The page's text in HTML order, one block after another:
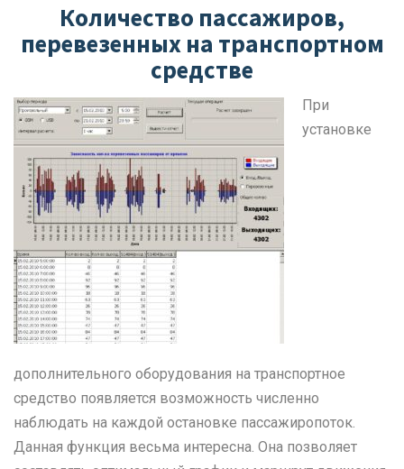
Количество пассажиров,
перевезенных на транспортном
средстве
При
установке
дополнительного оборудования на транспортное
средство появляется возможность численно
наблюдать на каждой остановке пассажиропоток.
Данная функция весьма интересна. Она позволяет